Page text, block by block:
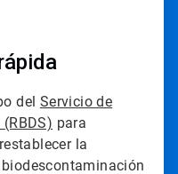
del Servicio de
para
la